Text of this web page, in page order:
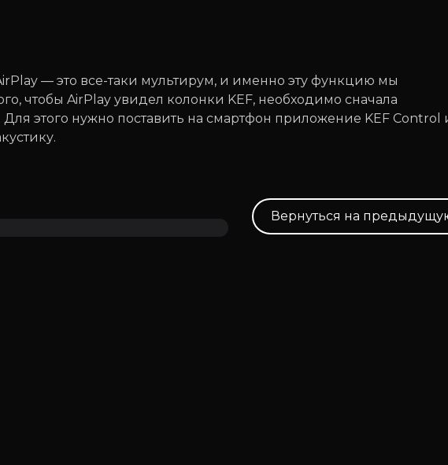
— это все-таки мультирум, и именно эту функцию мы
чтобы AirPlay увидел колонки KEF, необходимо сначала
этого нужно поставить на смартфон приложение KEF Control
Вернуться на